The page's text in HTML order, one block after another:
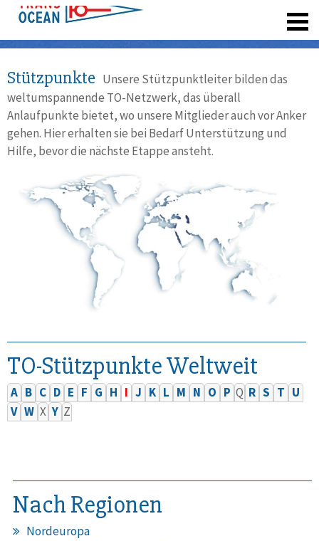
Stützpunkte Unsere Stützpunktleiter bilden das
weltumspannende TO-Netzwerk, das überall
Anlaufpunkte bietet, wo unsere Mitglieder auch vor Anker
gehen. Hier erhalten sie bei Bedarf Unterstützung und
Hilfe, bevor die nächste Etappe ansteht.
TO-Stützpunkte Weltweit
A B C D E F G H I J K L M N O P Q R S T U
V W X Y Z
Nach Regionen
Nordeuropa